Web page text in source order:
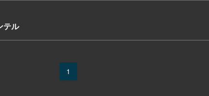
テル
1